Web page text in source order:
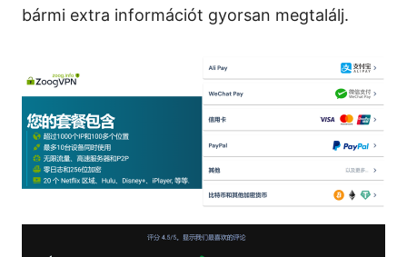
bármi extra információt gyorsan megtalálj.